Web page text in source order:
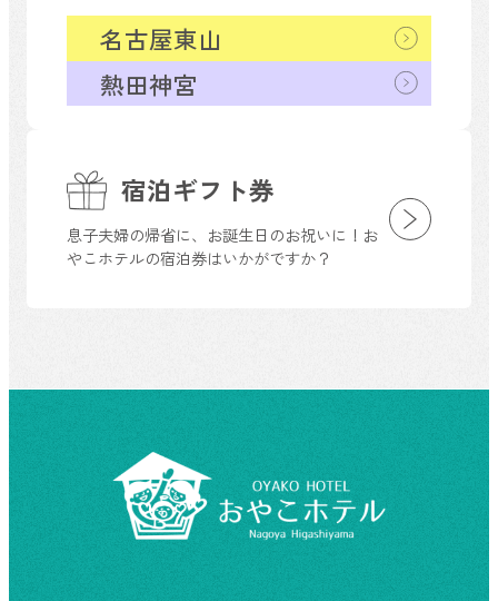
宿泊ギフト券
息子夫婦の帰省に、お誕生日のお祝いに！お
やこホテルの宿泊券はいかがですか？
熱田神宮
名古屋東山